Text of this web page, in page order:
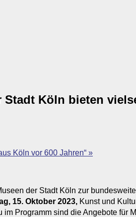
Stadt Köln bieten
Köln vor 600 Jahren“ »
der Stadt Köln zur
15. Oktober 2023, Kunst und
Programm sind die Angebote für